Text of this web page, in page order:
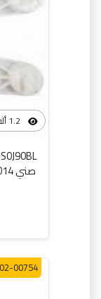
صني 2014 قصير شمال تايواني - NI1132104
00754